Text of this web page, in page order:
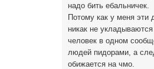
надо бить ебальничек.
Потому как у меня эти
никак не
человек в одном
людей пидорами, а
обижается на чмо.